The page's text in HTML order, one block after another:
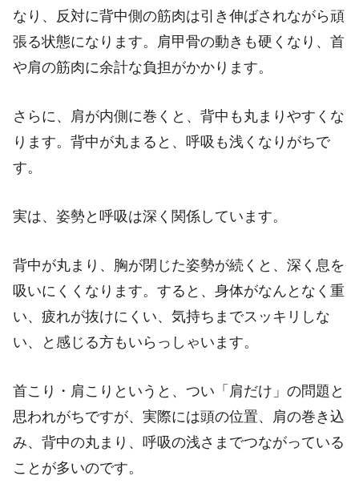
なり、反対に背中側の筋肉は引き伸ばされながら頑
張る状態になります。肩甲骨の動きも硬くなり、首
や肩の筋肉に余計な負担がかかります。
さらに、肩が内側に巻くと、背中も丸まりやすくな
ります。背中が丸まると、呼吸も浅くなりがちで
す。
実は、姿勢と呼吸は深く関係しています。
背中が丸まり、胸が閉じた姿勢が続くと、深く息を
吸いにくくなります。すると、身体がなんとなく重
い、疲れが抜けにくい、気持ちまでスッキリしな
い、と感じる方もいらっしゃいます。
首こり・肩こりというと、つい「肩だけ」の問題と
思われがちですが、実際には頭の位置、肩の巻き込
み、背中の丸まり、呼吸の浅さまでつながっている
ことが多いのです。